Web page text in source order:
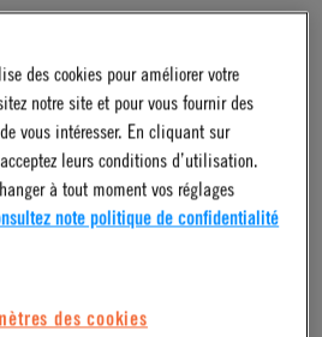
des cookies pour améliorer votre
notre site et pour vous fournir des
vous intéresser. En cliquant sur
leurs conditions d’utilisation.
à tout moment vos réglages
note politique de confidentialité
des cookies